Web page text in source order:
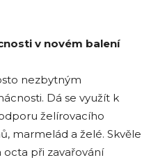
v novém balení
nezbytným
Dá se využít k
želírovacího
marmelád a želé. Skvěle
při zavařování